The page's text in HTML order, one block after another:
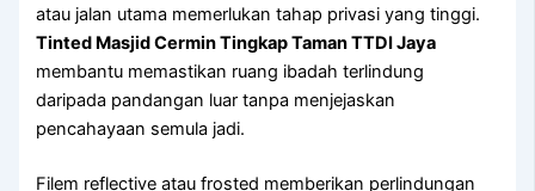
atau jalan utama memerlukan tahap privasi yang tinggi.
Tinted Masjid Cermin Tingkap Taman TTDI Jaya
membantu memastikan ruang ibadah terlindung
daripada pandangan luar tanpa menjejaskan
pencahayaan semula jadi.
Filem reflective atau frosted memberikan perlindungan